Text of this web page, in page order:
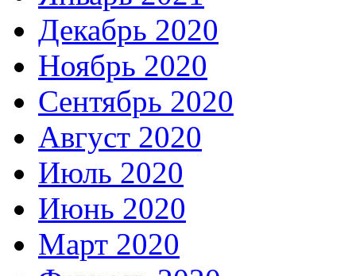
Декабрь 2020
Ноябрь 2020
Сентябрь 2020
Август 2020
Июль 2020
Июнь 2020
Март 2020